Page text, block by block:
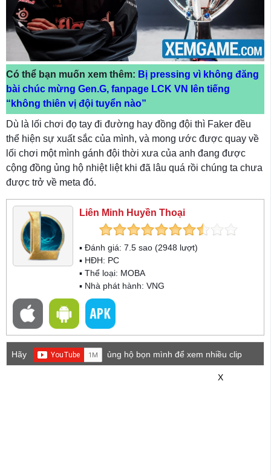
Có thể bạn muốn xem thêm: Bị pressing vì không đăng
bài chúc mừng Gen.G, fanpage LCK VN lên tiếng
“không thiên vị đội tuyển nào”
Dù là lối chơi đọ tay đi đường hay đồng đội thì Faker đều
thể hiện sự xuất sắc của mình, và mong ước được quay về
lối chơi một mình gánh đội thời xưa của anh đang được
cộng đồng ủng hộ nhiệt liệt khi đã lâu quá rồi chúng ta chưa
được trở về meta đó.
Liên Minh Huyền Thoại
▪ Đánh giá: 7.5 sao (2948 lượt)
▪ HĐH: PC
▪ Thể loại: MOBA
▪ Nhà phát hành: VNG
Hãy
ủng hộ bọn mình để xem nhiều clip
X